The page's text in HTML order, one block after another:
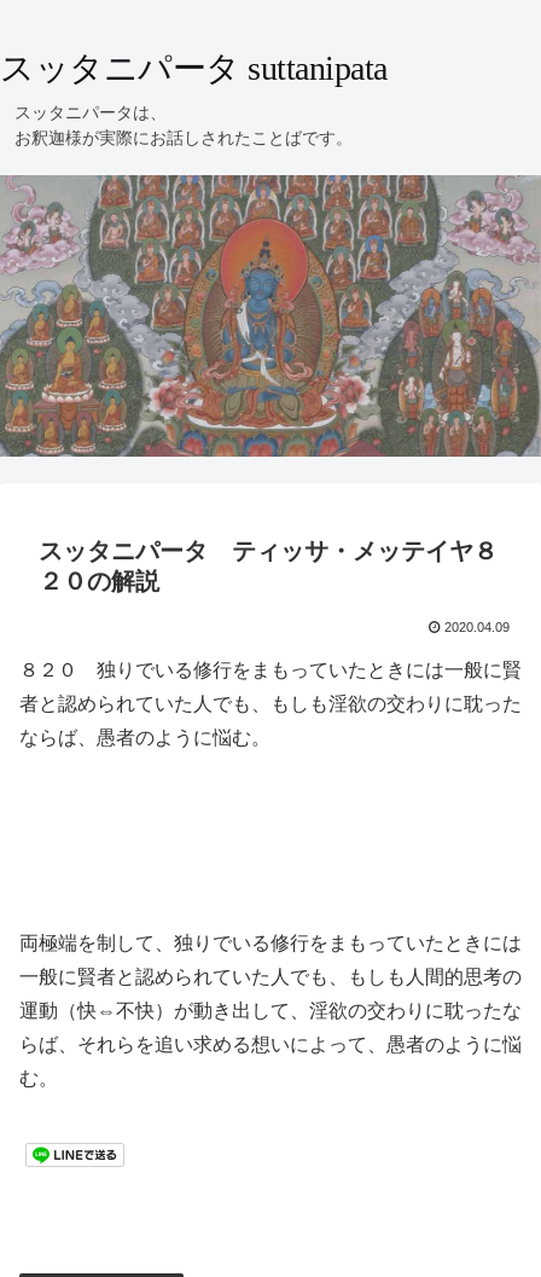
スッタニパータ suttanipata
スッタニパータ ティッサ・メッテイヤ８
２０の解説
2020.04.09
８２０ 独りでいる修行をまもっていたときには一般に賢
者と認められていた人でも、もしも淫欲の交わりに耽った
ならば、愚者のように悩む。
両極端を制して、独りでいる修行をまもっていたときには
一般に賢者と認められていた人でも、もしも人間的思考の
運動（快⇔不快）が動き出して、淫欲の交わりに耽ったな
らば、それらを追い求める想いによって、愚者のように悩
む。